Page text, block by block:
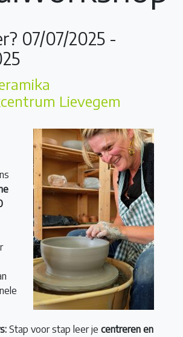
07/07/2025 -
Lievegem
Stap voor stap leer je centreren en